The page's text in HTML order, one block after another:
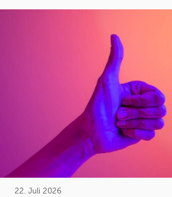
22. Juli 2026